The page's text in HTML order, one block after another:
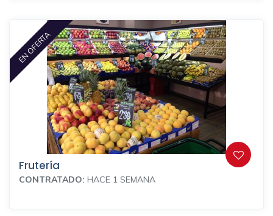
EN OFERTA
Frutería
CONTRATADO: HACE 1 SEMANA